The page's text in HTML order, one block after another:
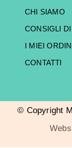
CHI SIAMO
CONSIGLI
I MIEI
CONTATTI
© Copyright